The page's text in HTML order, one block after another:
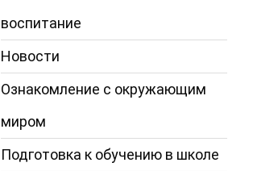
воспитание
Новости
Ознакомление с окружающим
миром
Подготовка к обучению в школе